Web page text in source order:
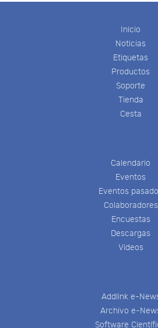
Inicio
Noticias
Etiquetas
Productos
Soporte
Tienda
Cesta
Calendario
Eventos
Eventos
Colaboradores
Encuestas
Descargas
Videos
Addlink e-
Archivo e-
Software